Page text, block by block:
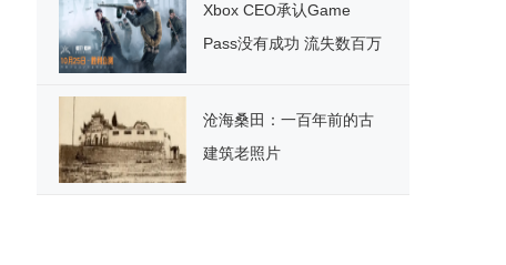
Xbox CEO承认Game
Pass没有成功 流失数百万
沧海桑田：一百年前的古
建筑老照片